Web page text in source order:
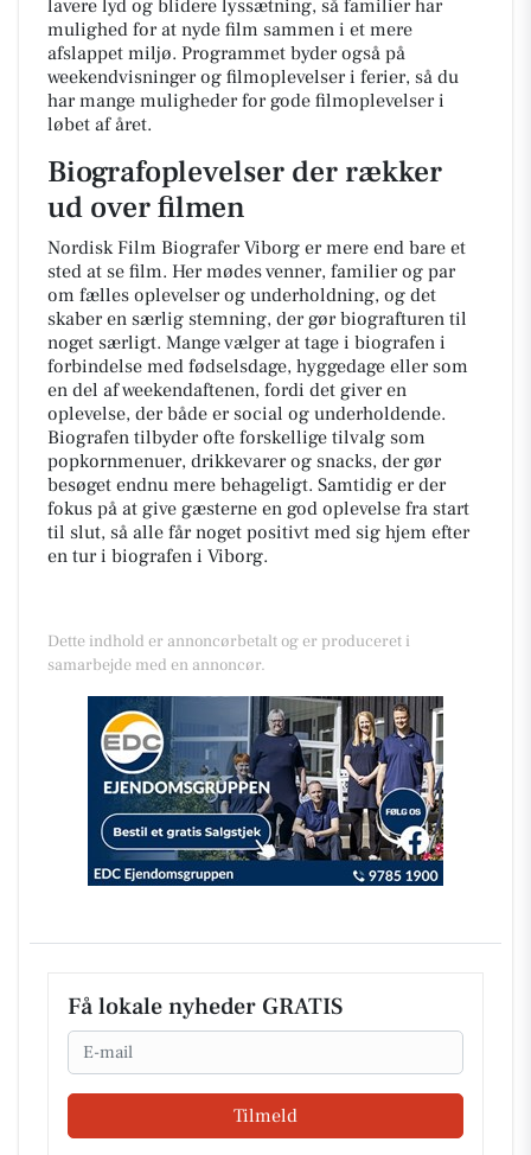
lavere lyd og blidere lyssætning, så familier har
mulighed for at nyde film sammen i et mere
afslappet miljø. Programmet byder også på
weekendvisninger og filmoplevelser i ferier, så du
har mange muligheder for gode filmoplevelser i
løbet af året.
Biografoplevelser der rækker
ud over filmen
Nordisk Film Biografer Viborg er mere end bare et
sted at se film. Her mødes venner, familier og par
om fælles oplevelser og underholdning, og det
skaber en særlig stemning, der gør biografturen til
noget særligt. Mange vælger at tage i biografen i
forbindelse med fødselsdage, hyggedage eller som
en del af weekendaftenen, fordi det giver en
oplevelse, der både er social og underholdende.
Biografen tilbyder ofte forskellige tilvalg som
popkornmenuer, drikkevarer og snacks, der gør
besøget endnu mere behageligt. Samtidig er der
fokus på at give gæsterne en god oplevelse fra start
til slut, så alle får noget positivt med sig hjem efter
en tur i biografen i Viborg.
Dette indhold er annoncørbetalt og er produceret i
samarbejde med en annoncør.
Få lokale nyheder GRATIS
Email
Tilmeld